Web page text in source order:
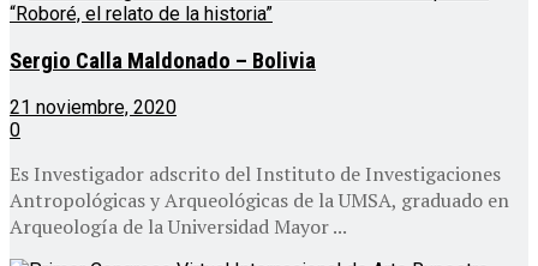
Sergio Calla Maldonado – Bolivia
21 noviembre, 2020
0
Es Investigador adscrito del Instituto de Investigaciones
Antropológicas y Arqueológicas de la UMSA, graduado en
Arqueología de la Universidad Mayor ...